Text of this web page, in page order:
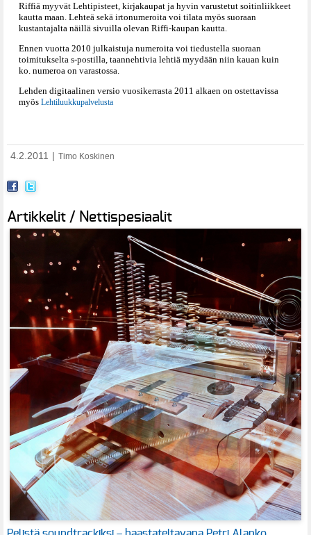
Riffiä myyvät Lehtipisteet, kirjakaupat ja hyvin varustetut soitinliikkeet
kautta maan. Lehteä sekä irtonumeroita voi tilata myös suoraan
kustantajalta näillä sivuilla olevan Riffi-kaupan kautta.
Ennen vuotta 2010 julkaistuja numeroita voi tiedustella suoraan
toimitukselta s-postilla, taannehtivia lehtiä myydään niin kauan kuin
ko. numeroa on varastossa.
Lehden digitaalinen versio vuosikerrasta 2011 alkaen on ostettavissa
myös Lehtiluukkupalvelusta
4.2.2011 | Timo Koskinen
Artikkelit / Nettispesiaalit